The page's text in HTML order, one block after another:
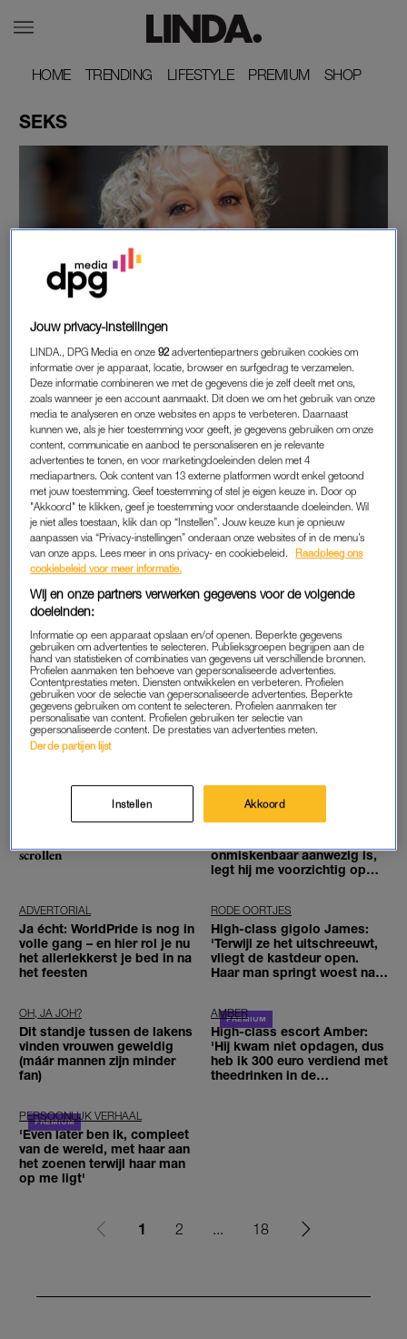
HOME
HOME TRENDING
TRENDING LIFESTYLE
LIFESTYLE PREMIUM
PREMIUM SHOP
SHOP
SEKS
ORGASME MOEILIJK IS: MANNEN NEMEN
GEWOON NIET DE TIJD OM HET TE LEREN'
OH, JA JOH?
Eerst wippen, dan koffie:
waarom ochtendseks héél goed
voor je is
AMBER
‘‘Schone luier’, roept baby
Evert en hij draait zich op zijn
rug’
ADVERTORIAL
Word een professional yapper:
zó wordt nieuwe mensen
ontmoeten veel minder
awkward
VRIJPARTIJ
Nora (36): 'We vrijen iedere
dag en ik hoef er geen tijd
voor vrij te maken, het is
COLUMN
'Een puber in huis is het
betrouwbaarste
anticonceptiemiddel'
Waarom het initiatief nemen in
bed zó spannend is: 'We willen
alles perfect doen, ook seks'
WIL JE ZIEN
Tatum Dagelet blikt samen
met Saskia Weerstand terug
op 'Brutale Meiden':
AMBER
High-class escort Amber: 'Ik
word amper warm, zo snel
Liever TikTok dan seks? Zoveel
scrollen
AMBER
High-class escort Amber:
onmiskenbaar aanwezig is,
legt hij me voorzichtig op
ADVERTORIAL
Ja écht: WorldPride is nog in
volle gang – en hier rol je nu
het allerlekkerst je bed in na
het feesten
RODE OORTJES
High-class gigolo James:
'Terwijl ze het uitschreeuwt,
vliegt de kastdeur open.
Haar man springt woest naar
OH, JA JOH?
Dit standje tussen de lakens
vinden vrouwen geweldig
(máár mannen zijn minder
fan)
AMBER
High-class escort Amber:
'Hij kwam niet opdagen, dus
heb ik 300 euro verdiend met
theedrinken in de
PERSOONLIJK VERHAAL
'Even later ben ik, compleet
van de wereld, met haar aan
het zoenen terwijl haar man
op me ligt'
1 2 ... 18
Jouw privacy-instellingen
LINDA., DPG Media en onze92 advertentiepartners gebruiken cookies om
informatie over je apparaat, locatie, browser en surfgedrag te verzamelen.
Deze informatie combineren we met de gegevens die je zelf deelt met ons,
zoals wanneer je een account aanmaakt. Dit doen we om het gebruik van onze
media te analyseren en onze websites en apps te verbeteren. Daarnaast
kunnen we, als je hier toestemming voor geeft, je gegevens gebruiken om onze
content, communicatie en aanbod te personaliseren en je relevante
advertenties te tonen, en voor marketingdoeleinden delen met 4
mediapartners. Ook content van 13 externe platformen wordt enkel getoond
met jouw toestemming. Geef toestemming of stel je eigen keuze in. Door op
"Akkoord" te klikken, geef je toestemming voor onderstaande doeleinden. Wil
je niet alles toestaan, klik dan op “Instellen”. Jouw keuze kun je opnieuw
aanpassen via “Privacy-instellingen” onderaan onze websites of in de menu’s
van onze apps. Lees meer in ons privacy- en cookiebeleid.
Raadpleeg ons
cookiebeleid voor meer informatie.
Wij en onze partners verwerken gegevens voor de volgende
doeleinden:
Informatie op een apparaat opslaan en/of openen. Beperkte gegevens
gebruiken om advertenties te selecteren. Publieksgroepen begrijpen aan de
hand van statistieken of combinaties van gegevens uit verschillende bronnen.
Profielen aanmaken ten behoeve van gepersonaliseerde advertenties.
Contentprestaties meten. Diensten ontwikkelen en verbeteren. Profielen
gebruiken voor de selectie van gepersonaliseerde advertenties. Beperkte
gegevens gebruiken om content te selecteren. Profielen aanmaken ter
personalisatie van content. Profielen gebruiken ter selectie van
gepersonaliseerde content. De prestaties van advertenties meten.
Derde partijen lijst
Instellen Akkoord